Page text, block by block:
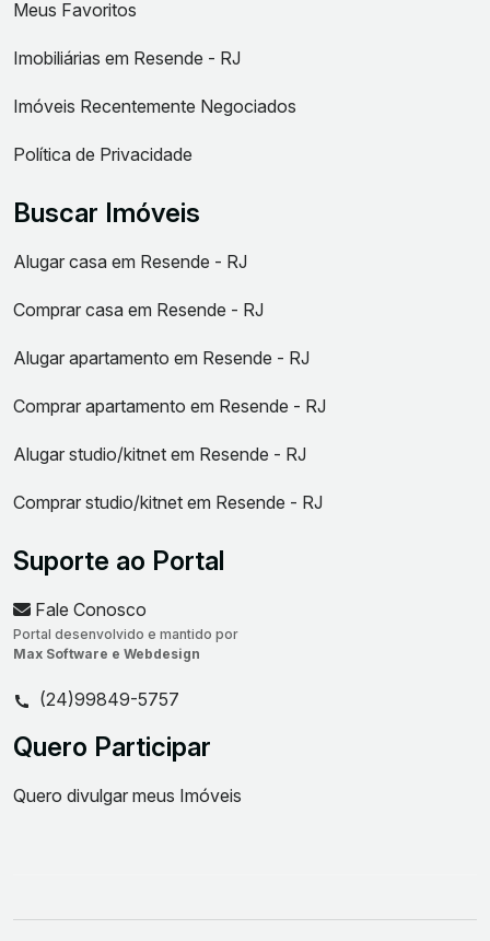
Meus Favoritos
Imobiliárias em Resende - RJ
Imóveis Recentemente Negociados
Política de Privacidade
Buscar Imóveis
Alugar casa em Resende - RJ
Comprar casa em Resende - RJ
Alugar apartamento em Resende - RJ
Comprar apartamento em Resende - RJ
Alugar studio/kitnet em Resende - RJ
Comprar studio/kitnet em Resende - RJ
Suporte ao Portal
Fale Conosco
Portal desenvolvido e mantido por
Max Software e Webdesign
(24)99849-5757
Quero Participar
Quero divulgar meus Imóveis